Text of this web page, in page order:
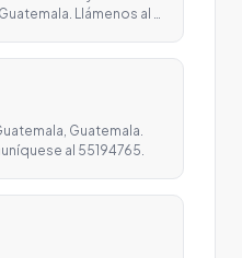
Llámenos al …
Guatemala.
al 55194765.